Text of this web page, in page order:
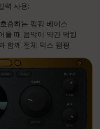
력 사용:
흡하는 펌핑 베이스
올 때 음악이 약간 덕킹
함께 전체 믹스 펌핑